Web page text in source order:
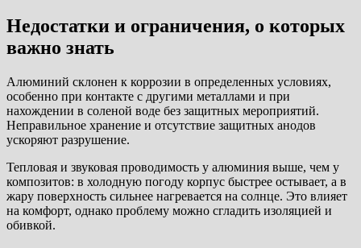
Недостатки и ограничения, о которых
важно знать
Алюминий склонен к коррозии в определенных условиях,
особенно при контакте с другими металлами и при
нахождении в соленой воде без защитных мероприятий.
Неправильное хранение и отсутствие защитных анодов
ускоряют разрушение.
Тепловая и звуковая проводимость у алюминия выше, чем у
композитов: в холодную погоду корпус быстрее остывает, а в
жару поверхность сильнее нагревается на солнце. Это влияет
на комфорт, однако проблему можно сгладить изоляцией и
обивкой.